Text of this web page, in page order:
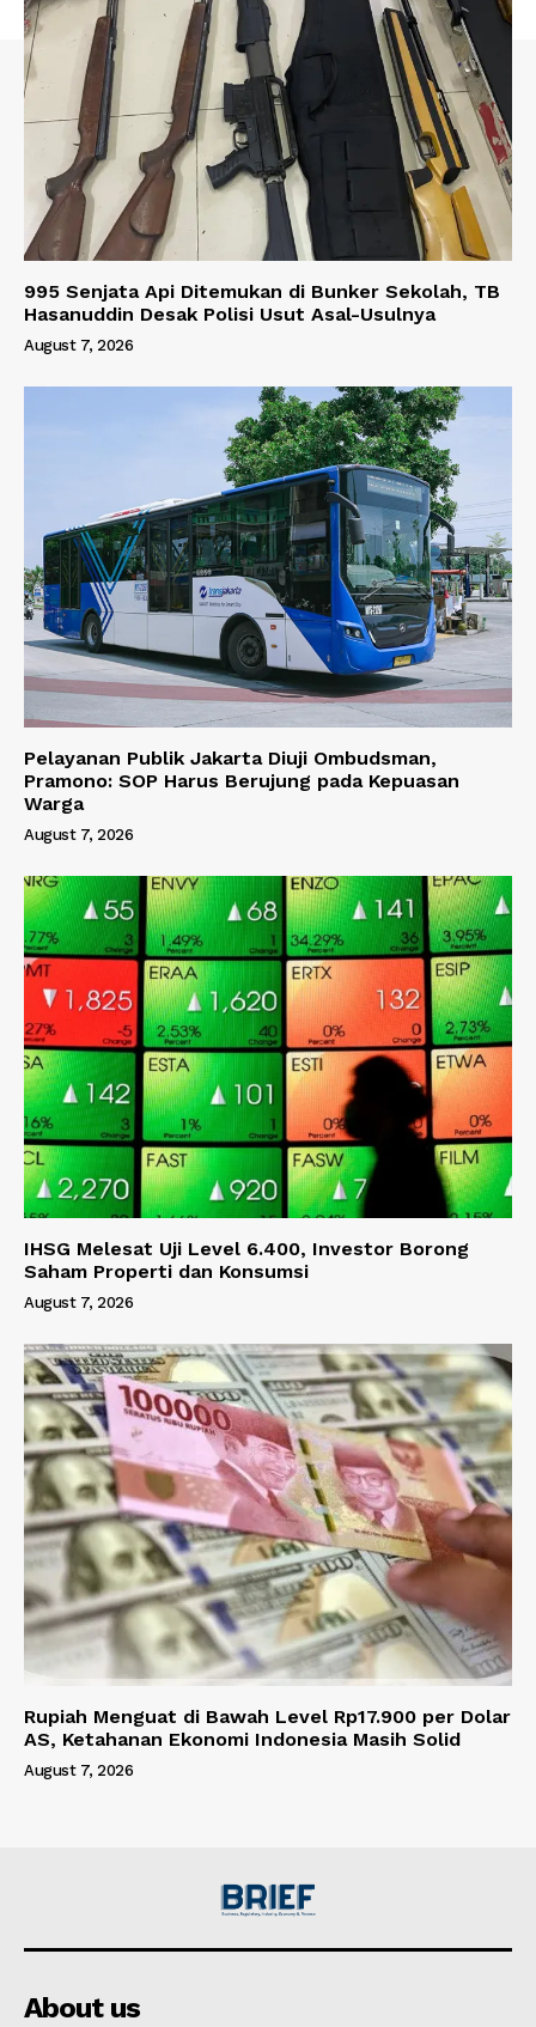
995 Senjata Api Ditemukan di Bunker Sekolah, TB
Hasanuddin Desak Polisi Usut Asal-Usulnya
August 7, 2026
Pelayanan Publik Jakarta Diuji Ombudsman,
Pramono: SOP Harus Berujung pada Kepuasan
Warga
August 7, 2026
IHSG Melesat Uji Level 6.400, Investor Borong
Saham Properti dan Konsumsi
August 7, 2026
Rupiah Menguat di Bawah Level Rp17.900 per Dolar
AS, Ketahanan Ekonomi Indonesia Masih Solid
August 7, 2026
About us